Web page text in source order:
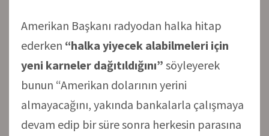
Amerikan Başkanı radyodan halka hitap
ederken “halka yiyecek alabilmeleri için
yeni karneler dağıtıldığını” söyleyerek
bunun “Amerikan dolarının yerini
almayacağını, yakında bankalarla çalışmaya
devam edip bir süre sonra herkesin parasına